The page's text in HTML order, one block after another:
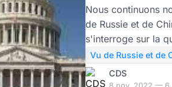
Le Courrier
Nous continuons
de Russie et de
s'interroge sur la
Républicains plus
Démocrates" au
une illusion de la
Vu de Russie et de
CDS